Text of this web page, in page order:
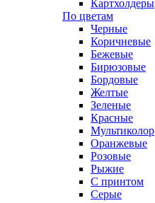
Картхолдеры
По цветам
Черные
Коричневые
Бежевые
Бирюзовые
Бордовые
Желтые
Зеленые
Красные
Мультиколор
Оранжевые
Розовые
Рыжие
С принтом
Серые